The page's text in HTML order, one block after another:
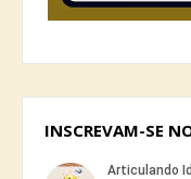
INSCREVAM-SE